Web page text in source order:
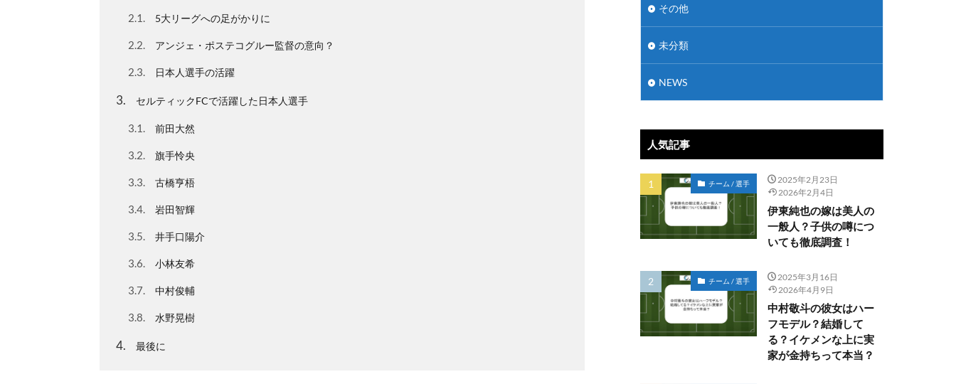
2.1 5大リーグへの足がかりに
2.2 アンジェ・ポステコグルー監督の意向？
2.3 日本人選手の活躍
3 セルティックFCで活躍した日本人選手
3.1 前田大然
3.2 旗手怜央
3.3 古橋亨梧
3.4 岩田智輝
3.5 井手口陽介
3.6 小林友希
3.7 中村俊輔
3.8 水野晃樹
4 最後に
その他
未分類
NEWS
人気記事
チーム / 選手
2025年2月23日
2026年2月4日
伊東純也の嫁は美人の
一般人？子供の噂につ
いても徹底調査！
チーム / 選手
2025年3月16日
2026年4月9日
中村敬斗の彼女はハー
フモデル？結婚して
る？イケメンな上に実
家が金持ちって本当？